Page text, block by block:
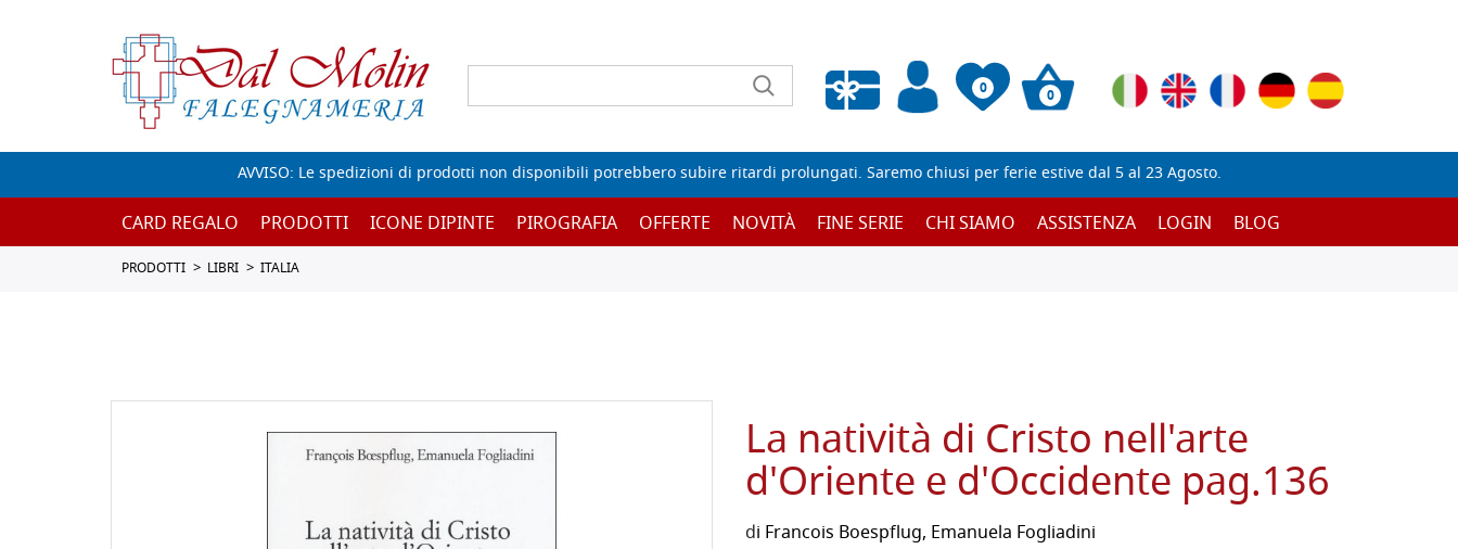
0
Wishlist vuota
0
AVVISO: Le spedizioni di prodotti non disponibili potrebbero subire ritardi prolungati. Saremo chiusi per ferie estive dal 5 al 23 Agosto.
CARD REGALO PRODOTTI ICONE DIPINTE PIROGRAFIA OFFERTE NOVITÀ FINE SERIE CHI SIAMO ASSISTENZA LOGIN BLOG
PRODOTTI LIBRI ITALIA
La natività di Cristo nell'arte
d'Oriente e d'Occidente pag.136
di Francois Boespflug, Emanuela Fogliadini